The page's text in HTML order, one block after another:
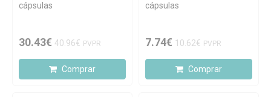
cápsulas
30.43€ 40.96€ PVPR
Comprar
cápsulas
7.74€ 10.62€ PVPR
Comprar